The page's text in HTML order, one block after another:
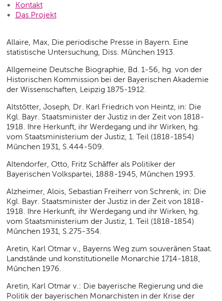
Kontakt
Das Projekt
Allaire, Max, Die periodische Presse in Bayern. Eine
statistische Untersuchung, Diss. München 1913.
Allgemeine Deutsche Biographie, Bd. 1-56, hg. von der
Historischen Kommission bei der Bayerischen Akademie
der Wissenschaften, Leipzig 1875-1912.
Altstötter, Joseph, Dr. Karl Friedrich von Heintz, in: Die
Kgl. Bayr. Staatsminister der Justiz in der Zeit von 1818-
1918. Ihre Herkunft, ihr Werdegang und ihr Wirken, hg.
vom Staatsministerium der Justiz, 1. Teil (1818-1854)
München 1931, S.444-509.
Altendorfer, Otto, Fritz Schäffer als Politiker der
Bayerischen Volkspartei, 1888-1945, München 1993.
Alzheimer, Alois, Sebastian Freiherr von Schrenk, in: Die
Kgl. Bayr. Staatsminister der Justiz in der Zeit von 1818-
1918. Ihre Herkunft, ihr Werdegang und ihr Wirken, hg.
vom Staatsministerium der Justiz, 1. Teil (1818-1854)
München 1931, S.275-354.
Aretin, Karl Otmar v., Bayerns Weg zum souveränen Staat.
Landstände und konstitutionelle Monarchie 1714-1818,
München 1976.
Aretin, Karl Otmar v.: Die bayerische Regierung und die
Politik der bayerischen Monarchisten in der Krise der